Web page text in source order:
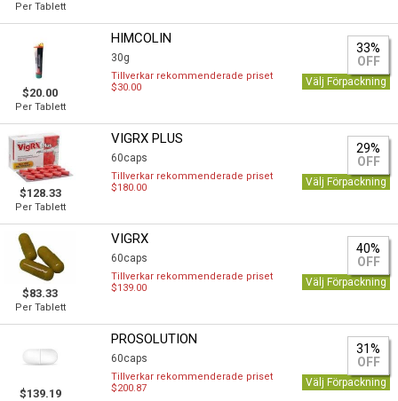
Per Tablett
$20.00
Per Tablett
HIMCOLIN
30g
33%
OFF
Tillverkar rekommenderade priset
$30.00
Välj Förpackning
$128.33
Per Tablett
VIGRX PLUS
60caps
29%
OFF
Tillverkar rekommenderade priset
$180.00
Välj Förpackning
$83.33
Per Tablett
VIGRX
60caps
40%
OFF
Tillverkar rekommenderade priset
$139.00
Välj Förpackning
$139.19
PROSOLUTION
60caps
31%
OFF
Tillverkar rekommenderade priset
$200.87
Välj Förpackning